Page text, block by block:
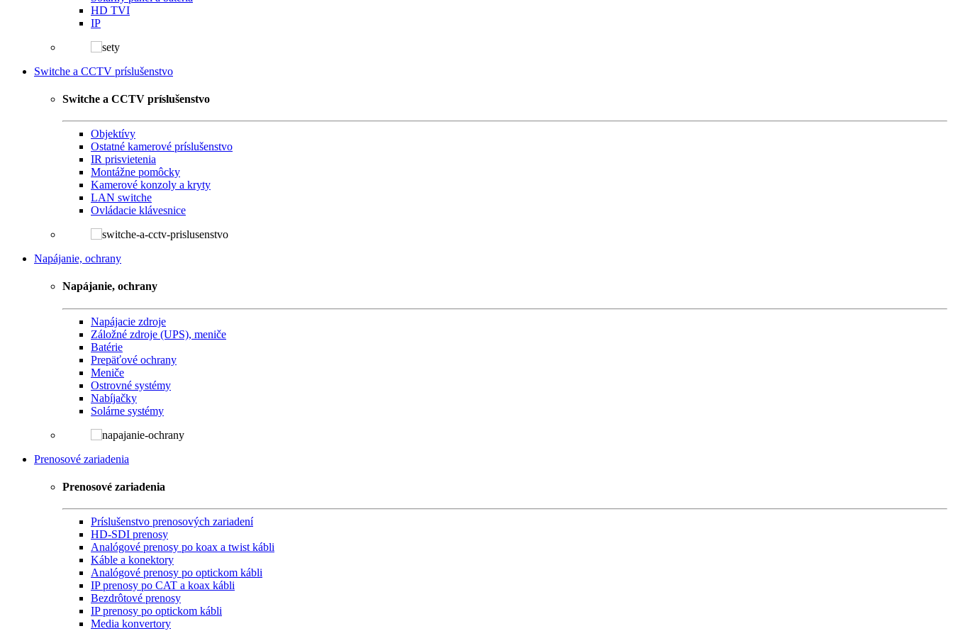
HD TVI
IP
Switche a CCTV príslušenstvo
Switche a CCTV príslušenstvo
Objektívy
Ostatné kamerové príslušenstvo
IR prisvietenia
Montážne pomôcky
Kamerové konzoly a kryty
LAN switche
Ovládacie klávesnice
Napájanie, ochrany
Napájanie, ochrany
Napájacie zdroje
Záložné zdroje (UPS), meniče
Batérie
Prepäťové ochrany
Meniče
Ostrovné systémy
Nabíjačky
Solárne systémy
Prenosové zariadenia
Prenosové zariadenia
Príslušenstvo prenosových zariadení
HD-SDI prenosy
Analógové prenosy po koax a twist kábli
Káble a konektory
Analógové prenosy po optickom kábli
IP prenosy po CAT a koax kábli
Bezdrôtové prenosy
IP prenosy po optickom kábli
Media konvertory